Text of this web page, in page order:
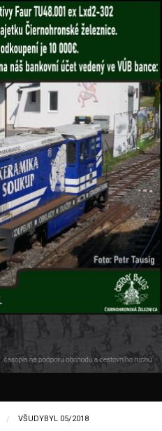
VŠUDYBYL 05/2018